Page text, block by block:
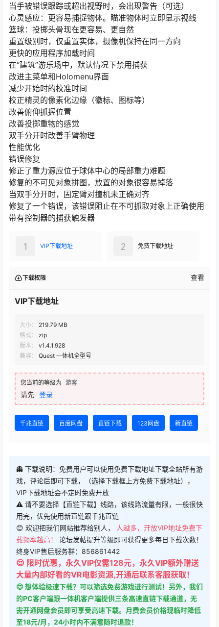
当手被错误跟踪或超出视野时，会出现警告（可选）
心灵感应：更容易捕捉物体。瞄准物体时立即显示视线
篮球：投掷头骨现在更容易、更自然
重置级别时，仅重置实体，摄像机保持在同一方向
更快的应用程序加载时间
在“建筑”游乐场中，默认情况下禁用捕获
改进主菜单和Holomenu界面
减少开始时的校准时间
校正精灵的像素化边缘（徽标、图标等）
改善俯仰抓握位置
改善投掷重物的感觉
双手分开时改善手臂物理
性能优化
错误修复
修正了重力源应位于球体中心的局部重力难题
修复的不可见对象拼图，放置的对象很容易掉落
当双手分开时，固定臂对撞机未正确对齐
修复了一个错误，该错误阻止在不可抓取对象上正确使用
带有控制器的捕获触发器
VIP下载地址
1 免费下载地址
2
下载权限 查看
VIP下载地址
大小：
219.79 MB
格式：
zip
版本：
v1.4.1.928
兼容：
Quest 一体机全型号
您当前的等级为 游客
请先 登录
千兆直链 百度网盘 直链下载 123网盘 新直链
👻 下载说明：免费用户可以使用免费下载地址下载全站所有游
戏，评论后即可下载，（选择下载框上方免费下载地址），
VIP下载地址会不定时免费开放
⚠ 请不要选择【直链下载】线路，该线路流量有限，一般很快
用完，优先使用新直链跟千兆直链
😊 欢迎把我们网站推荐给别人，
人越多，开放VIP地址免费下
载频率越高！ 论坛发帖提升等级即可获得更多每日下载次数！
终身VIP售后服务群：856861442
😍 限时优惠，永久VIP仅需128元，永久VIP额外赠送
大量内部好看的VR电影资源,开通后联系客服获取！
😍 想体验极速下载？可以筛选免费游戏进行测试！另外，我们
的PC客户端跟一体机客户端提供三条高速直链下载通道，无
需开通网盘会员即可享受高速下载。月费会员价格现临时降低
至18元/月，24小时内不满意随时退款！